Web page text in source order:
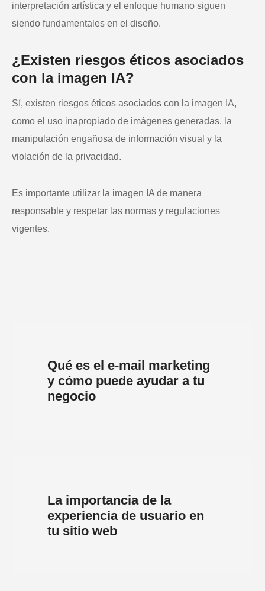
interpretación artística y el enfoque humano siguen
siendo fundamentales en el diseño.
¿Existen riesgos éticos asociados
con la imagen IA?
Sí, existen riesgos éticos asociados con la imagen IA,
como el uso inapropiado de imágenes generadas, la
manipulación engañosa de información visual y la
violación de la privacidad.
Es importante utilizar la imagen IA de manera
responsable y respetar las normas y regulaciones
vigentes.
Qué es el e-mail marketing
y cómo puede ayudar a tu
negocio
La importancia de la
experiencia de usuario en
tu sitio web